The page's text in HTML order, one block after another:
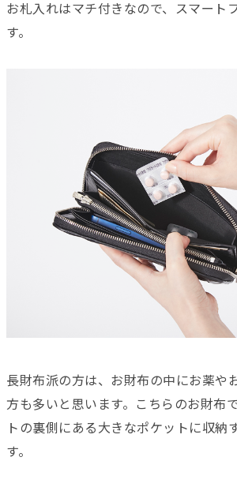
お札入れはマチ付きなので、スマート
す。
長財布派の方は、お財布の中にお薬や
方も多いと思います。こちらのお財布
トの裏側にある大きなポケットに収納
す。